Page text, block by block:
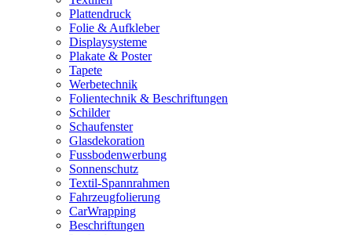
Plattendruck
Folie & Aufkleber
Displaysysteme
Plakate & Poster
Tapete
Werbetechnik
Folientechnik & Beschriftungen
Schilder
Schaufenster
Glasdekoration
Fussbodenwerbung
Sonnenschutz
Textil-Spannrahmen
Fahrzeugfolierung
CarWrapping
Beschriftungen